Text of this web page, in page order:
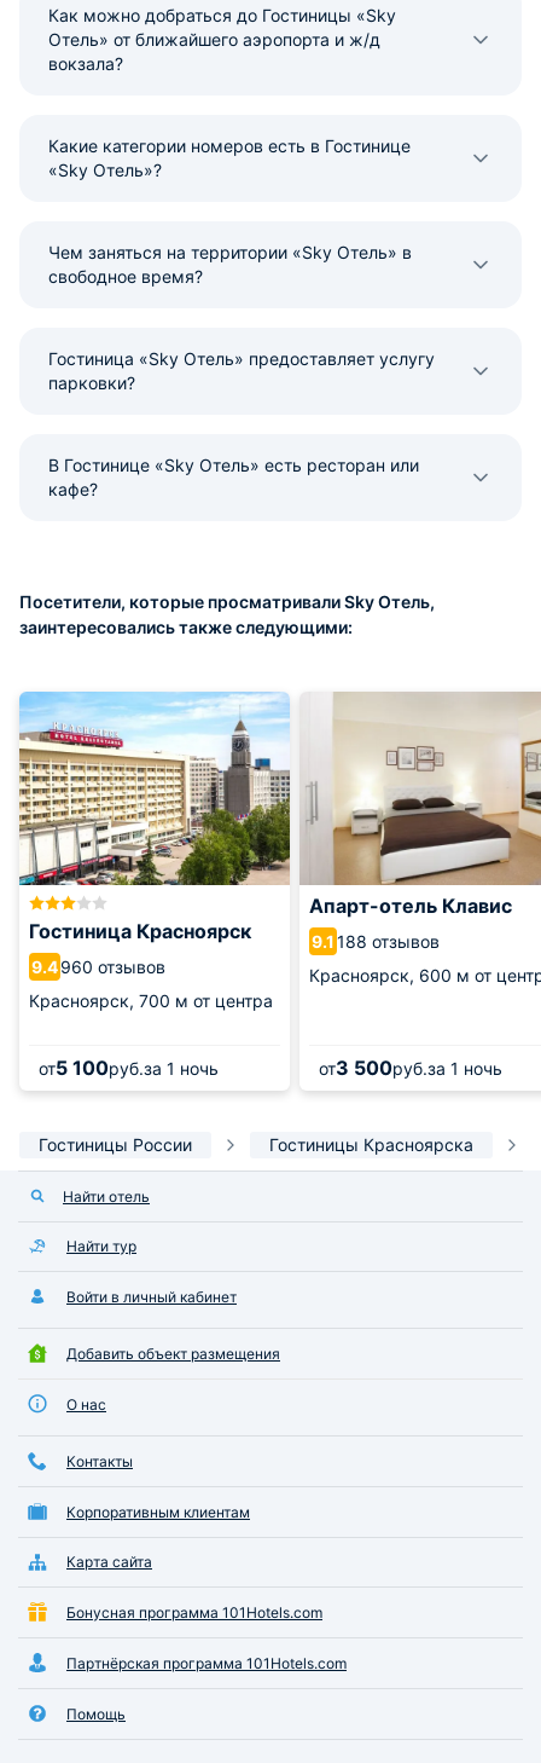
Как можно добраться до Гостиницы «Sky
Отель» от ближайшего аэропорта и ж/д
вокзала?
Какие категории номеров есть в Гостинице
«Sky Отель»?
Чем заняться на территории «Sky Отель» в
свободное время?
Гостиница «Sky Отель» предоставляет услугу
парковки?
В Гостинице «Sky Отель» есть ресторан или
кафе?
Посетители, которые просматривали Sky Отель,
заинтересовались также следующими:
Гостиница Красноярск
9.4960 отзывов
Красноярск, 700 м от центра
от5 100руб.за 1 ночь
Апарт-отель Клавис
9.1188 отзывов
Красноярск, 600 м от
от3 500руб.за 1 ночь
Гостиницы России Гостиницы Красноярска
Найти отель
Найти тур
Войти в личный кабинет
Добавить объект размещения
О нас
Контакты
Корпоративным клиентам
Карта сайта
Бонусная программа 101Hotels.com
Партнёрская программа 101Hotels.com
Помощь